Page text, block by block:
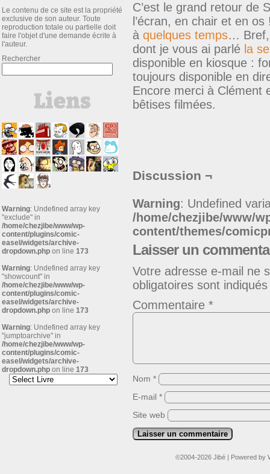
Le contenu de ce site est la propriété
exclusive de son auteur. Toute
reproduction totale ou partielle doit
faire l'objet d'une demande écrite à
l'auteur.
Rechercher
Warning: Undefined array key
"exclude" in
/home/chezjibe/www/wp-
content/plugins/comic-
easel/widgets/archive-
dropdown.php on line 173
Warning: Undefined array key
"showcount" in
/home/chezjibe/www/wp-
content/plugins/comic-
easel/widgets/archive-
dropdown.php on line 173
Warning: Undefined array key
"jumptoarchive" in
/home/chezjibe/www/wp-
content/plugins/comic-
easel/widgets/archive-
dropdown.php on line 173
C’est le grand retour de
l’écran, en chair et en
à quelques temps… Bref,
dont je vous ai parlé la
disponible en kiosque :
toujours disponible en
Encore merci à Clément
bêtises filmées.
Discussion ¬
Warning: Undefined
/home/chezjibe/www/
content/themes/
Laisser un
Votre adresse e-mail ne
obligatoires sont
Commentaire *
Nom *
E-mail *
Site web
©2004-2026 Jibé | Powered by